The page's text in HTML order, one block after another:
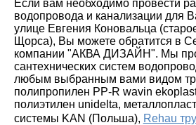
Если вам необходимо провести
водопровода и канализации для
улице Евгения Коновальца
Щорса), Вы можете обратится в
компании "АКВА ДИЗАЙН". Мы
сантехнических систем
любым выбранным вами видом
полипропилен PP-R wavin
полиэтилен unidelta,
системы KAN (Польша), Rehau